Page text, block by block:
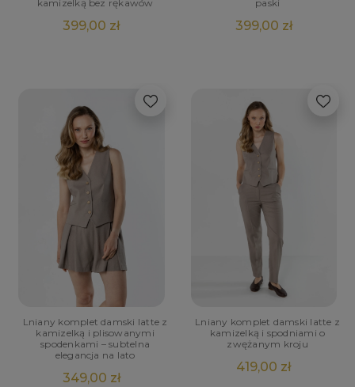
kamizelką bez rękawów
399,00 zł
paski
399,00 zł
Lniany komplet damski latte z
kamizelką i plisowanymi
spodenkami – subtelna
elegancja na lato
349,00 zł
Lniany komplet damski latte z
kamizelką i spodniami o
zwężanym kroju
419,00 zł